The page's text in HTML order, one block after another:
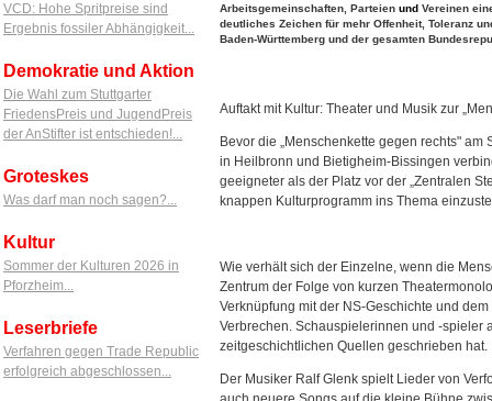
VCD: Hohe Spritpreise sind
Ergebnis fossiler Abhängigkeit...
Demokratie und Aktion
Die Wahl zum Stuttgarter
FriedensPreis und JugendPreis
der AnStifter ist entschieden!...
Groteskes
Was darf man noch sagen?...
Kultur
Sommer der Kulturen 2026 in
Pforzheim...
Leserbriefe
Verfahren gegen Trade Republic
erfolgreich abgeschlossen...
Arbeitsgemeinschaften, Parteien und Vereinen
deutliches Zeichen für mehr Offenheit, Toleranz
Baden-Württemberg und der gesamten
Auftakt mit Kultur: Theater und Musik zur
Bevor die „Menschenkette gegen rechts"
in Heilbronn und Bietigheim-Bissingen
geeigneter als der Platz vor der „Zentralen
knappen Kulturprogramm ins Thema
Wie verhält sich der Einzelne, wenn die
Zentrum der Folge von kurzen
Verknüpfung mit der NS-Geschichte und
Verbrechen. Schauspielerinnen und -spieler
zeitgeschichtlichen Quellen geschrieben hat.
Der Musiker Ralf Glenk spielt Lieder von